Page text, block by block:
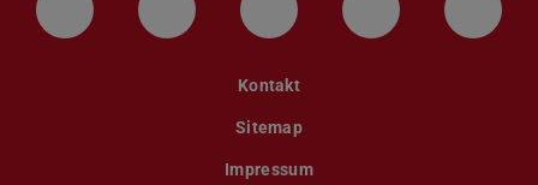
LinkedIn-Seite der TU Darmstadt
Instagram-Kanal der TU
Bluesky-Kanal der TU
Facebook-
Kontakt
Sitemap
Impressum